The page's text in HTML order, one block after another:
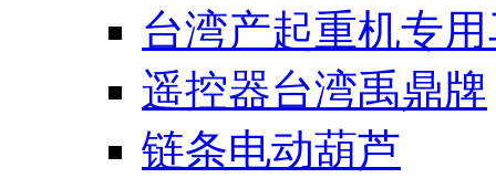
台湾产起重机专
遥控器台湾禹鼎牌
链条电动葫芦